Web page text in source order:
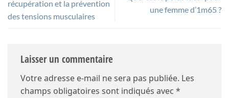
récupération et la prévention
des tensions musculaires
une femme d’1m65 ?
Laisser un commentaire
Votre adresse e-mail ne sera pas publiée. Les
champs obligatoires sont indiqués avec *